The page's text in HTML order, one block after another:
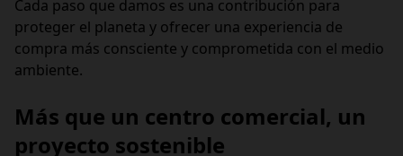
Cada paso que damos es una contribución para
proteger el planeta y ofrecer una experiencia de
compra más consciente y comprometida con el medio
ambiente.
Más que un centro comercial, un
proyecto sostenible